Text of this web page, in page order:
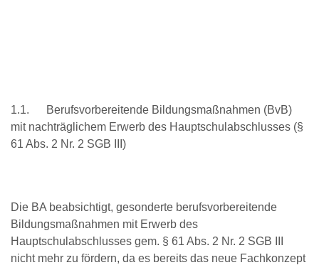
1.1. Berufsvorbereitende Bildungsmaßnahmen (BvB)
mit nachträglichem Erwerb des Hauptschulabschlusses (§
61 Abs. 2 Nr. 2 SGB III)
Die BA beabsichtigt, gesonderte berufsvorbereitende
Bildungsmaßnahmen mit Erwerb des
Hauptschulabschlusses gem. § 61 Abs. 2 Nr. 2 SGB III
nicht mehr zu fördern, da es bereits das neue Fachkonzept